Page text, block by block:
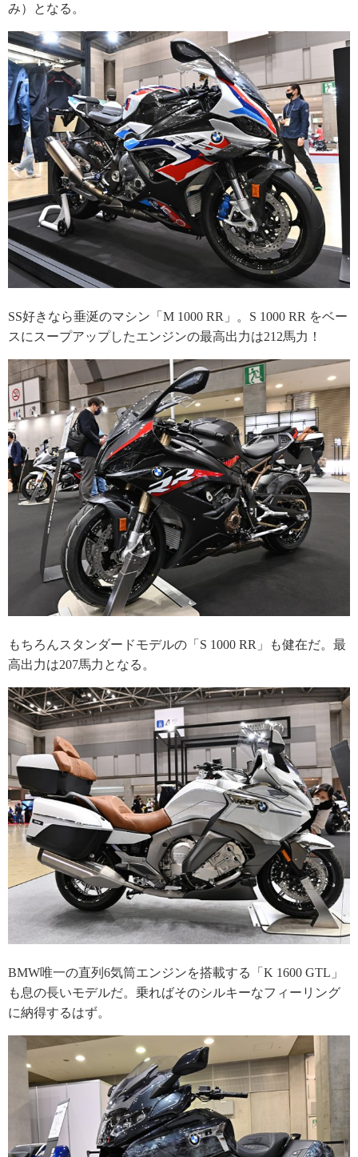
み）となる。
SS好きなら垂涎のマシン「M 1000 RR」。S 1000 RR をベー
スにスープアップしたエンジンの最高出力は212馬力！
もちろんスタンダードモデルの「S 1000 RR」も健在だ。最
高出力は207馬力となる。
BMW唯一の直列6気筒エンジンを搭載する「K 1600 GTL」
も息の長いモデルだ。乗ればそのシルキーなフィーリング
に納得するはず。